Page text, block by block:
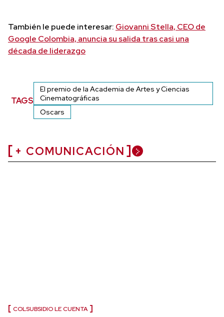
También le puede interesar: Giovanni Stella, CEO de
Google Colombia, anuncia su salida tras casi una
década de liderazgo
TAGS
El premio de la Academia de Artes y Ciencias
Cinematográficas
Oscars
+ COMUNICACIÓN
COLSUBSIDIO LE CUENTA